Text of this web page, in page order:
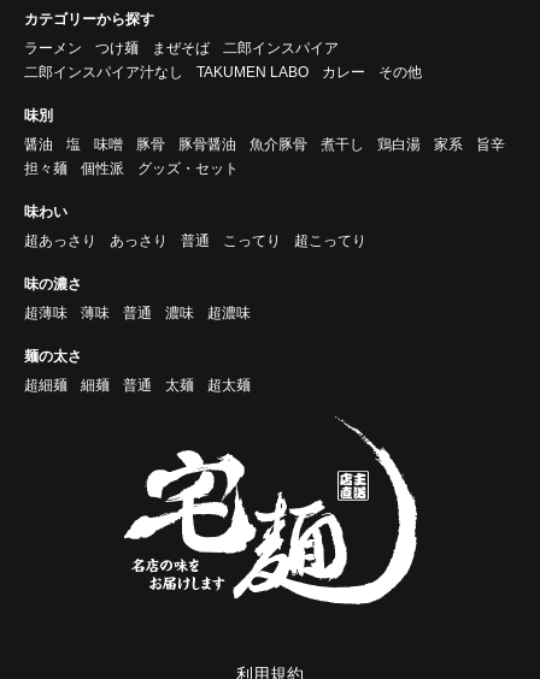
カテゴリーから探す
ラーメン
つけ麺 まぜそば
二郎インスパイア
二郎インスパイア汁なし
TAKUMEN LABO カレー その他
味別
醤油
塩 味噌 豚骨 豚骨醤油 魚介豚骨 煮干し 鶏白湯 家系
旨辛
担々麺
個性派 グッズ・セット
味わい
超あっさり
あっさり 普通 こってり 超こってり
味の濃さ
超薄味
薄味 普通 濃味 超濃味
麺の太さ
超細麺
細麺 普通 太麺 超太麺
利用規約